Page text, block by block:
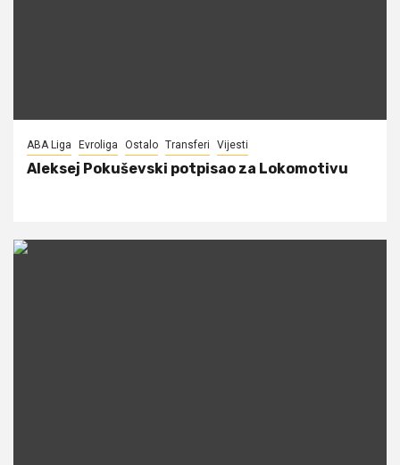
ABA Liga Evroliga Ostalo Transferi Vijesti
Aleksej Pokuševski potpisao za Lokomotivu